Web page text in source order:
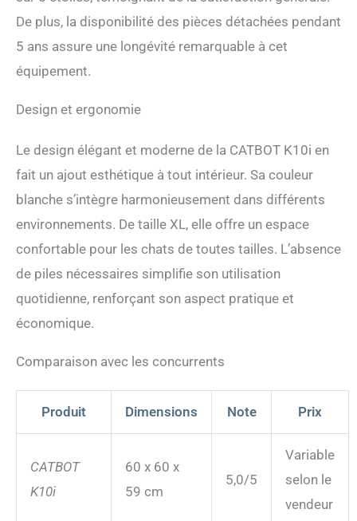
De plus, la disponibilité des pièces détachées pendant
5 ans assure une longévité remarquable à cet
équipement.
Design et ergonomie
Le design élégant et moderne de la CATBOT K10i en
fait un ajout esthétique à tout intérieur. Sa couleur
blanche s’intègre harmonieusement dans différents
environnements. De taille XL, elle offre un espace
confortable pour les chats de toutes tailles. L’absence
de piles nécessaires simplifie son utilisation
quotidienne, renforçant son aspect pratique et
économique.
Comparaison avec les concurrents
Produit Dimensions Note Prix
CATBOT
K10i
60 x 60 x
59 cm
5,0/5
Variable
selon le
vendeur